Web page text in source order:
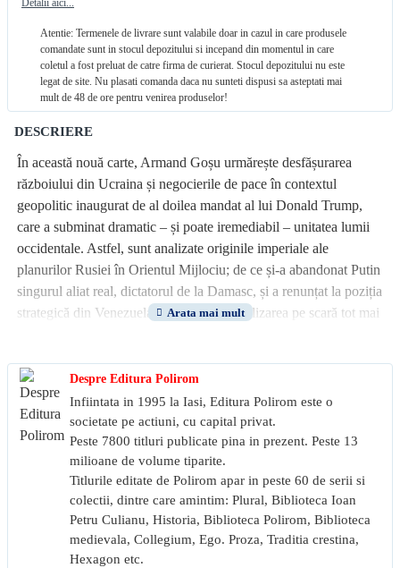
Detalii aici...
Atentie: Termenele de livrare sunt valabile doar in cazul in care produsele
comandate sunt in stocul depozitului si incepand din momentul in care
coletul a fost preluat de catre firma de curierat. Stocul depozitului nu este
legat de site. Nu plasati comanda daca nu sunteti dispusi sa asteptati mai
mult de 48 de ore pentru venirea produselor!
Despre Editura Polirom
Infiintata in 1995 la Iasi, Editura Polirom este o
societate pe actiuni, cu capital privat.
Peste 7800 titluri publicate pina in prezent. Peste 13
milioane de volume tiparite.
Titlurile editate de Polirom apar in peste 60 de serii si
colectii, dintre care amintim: Plural, Biblioteca Ioan
Petru Culianu, Historia, Biblioteca Polirom, Biblioteca
medievala, Collegium, Ego. Proza, Traditia crestina,
Hexagon etc.
DESCRIERE
În această nouă carte, Armand Goșu urmărește desfășurarea
războiului din Ucraina și negocierile de pace în contextul
geopolitic inaugurat de al doilea mandat al lui Donald Trump,
care a subminat dramatic – și poate iremediabil – unitatea lumii
occidentale. Astfel, sunt analizate originile imperiale ale
planurilor Rusiei în Orientul Mijlociu; de ce și-a abandonat Putin
singurul aliat real, dictatorul de la Damasc, și a renunțat la poziția
strategică din Venezuela; cum schimbă utilizarea pe scară tot mai
încheierea războiului. Autorul îmbină rigoarea istoricului cu
analiza politică lucidă pentru a ne ghida prin acest labirint de
interese politice și acțiuni contradictorii, oferindu-ne cheia spre
înțelegerea principalelor evenimente internaționale din ultimii doi